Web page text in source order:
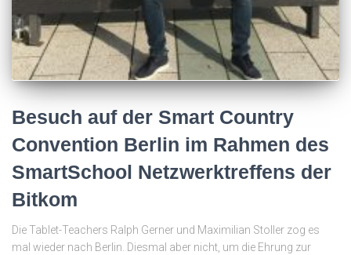
Besuch auf der Smart Country
Convention Berlin im Rahmen des
SmartSchool Netzwerktreffens der
Bitkom
Die Tablet-Teachers Ralph Gerner und Maximilian Stoller zog es
mal wieder nach Berlin. Diesmal aber nicht, um die Ehrung zur